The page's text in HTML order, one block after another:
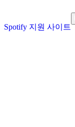
Spotify 지원 사이트